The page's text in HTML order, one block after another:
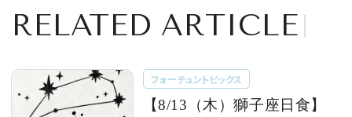
RELATED ARTICLE
フォーチュントピックス
【8/13（木）獅子座日食】